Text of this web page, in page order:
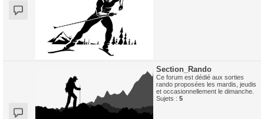
Section_Rando
Ce forum est dédié aux sorties
rando proposées les mardis, jeudis
et occasionnellement le dimanche.
Sujets : 5